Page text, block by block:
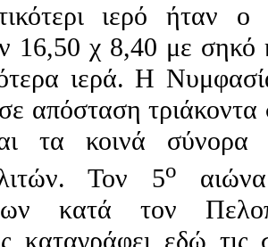
ιερό ήταν
16,50 χ 8,40 με σηκό
ιερά. Η
απόσταση τριάκοντα
τα κοινά
Τον 5ο
κατά τον
καταγράφει εδώ τις